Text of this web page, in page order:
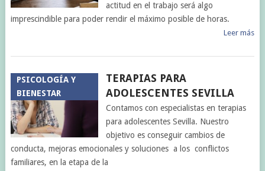
actitud en el trabajo será algo
imprescindible para poder rendir el máximo posible de horas.
Leer más
PSICOLOGÍA Y
BIENESTAR
TERAPIAS PARA
ADOLESCENTES SEVILLA
Contamos con especialistas en terapias
para adolescentes Sevilla. Nuestro
objetivo es conseguir cambios de
conducta, mejoras emocionales y soluciones a los conflictos
familiares, en la etapa de la